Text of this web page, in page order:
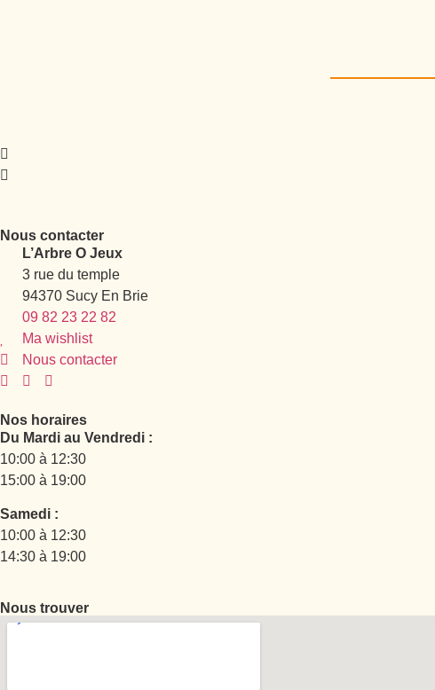
Nous contacter
L’Arbre O Jeux
3 rue du temple
94370 Sucy En Brie
09 82 23 22 82
Ma wishlist
Nous contacter
Nos horaires
Du Mardi au Vendredi :
10:00 à 12:30
15:00 à 19:00
Samedi :
10:00 à 12:30
14:30 à 19:00
Nous trouver